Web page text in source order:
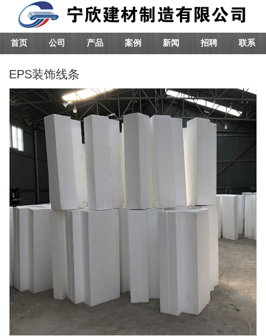
首页 公司 产品 案例 新闻 招聘 联系
EPS装饰线条